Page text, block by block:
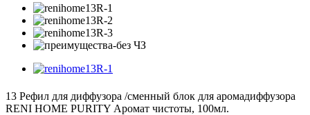
13 Рефил для диффузора /сменный блок для аромадиффузора
RENI HOME PURITY Аромат чистоты, 100мл.